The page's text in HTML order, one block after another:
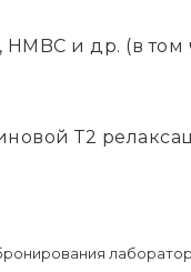
и др. (в
Т2